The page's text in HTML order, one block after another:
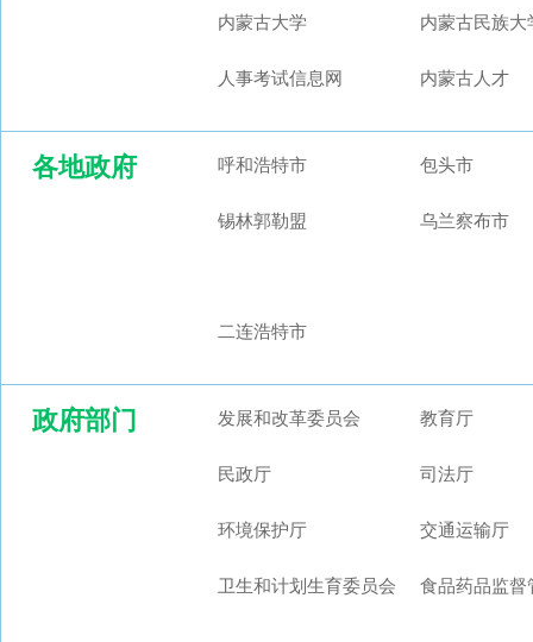
内蒙古大学 内蒙古民族大
人事考试信息网 内蒙古人才
各地政府 呼和浩特市 包头市
锡林郭勒盟 乌兰察布市
二连浩特市
政府部门 发展和改革委员会 教育厅
民政厅 司法厅
环境保护厅 交通运输厅
卫生和计划生育委员会 食品药品监督